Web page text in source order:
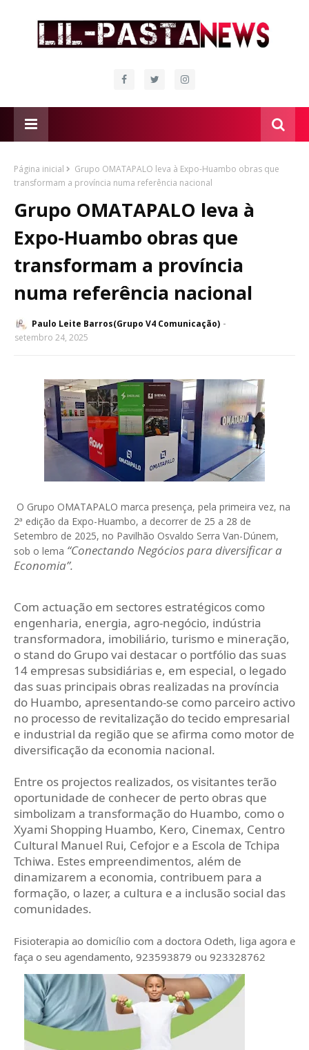
Página inicial
Grupo OMATAPALO leva à Expo-Huambo obras que
transformam a província numa referência nacional
Grupo OMATAPALO leva à
Expo-Huambo obras que
transformam a província
numa referência nacional
Paulo Leite Barros(Grupo V4 Comunicação)
setembro 24, 2025
O Grupo OMATAPALO marca presença, pela primeira vez, na
2ª edição da Expo-Huambo, a decorrer de 25 a 28 de
Setembro de 2025, no Pavilhão Osvaldo Serra Van-Dúnem,
sob o lema “Conectando Negócios para diversificar a
Economia”.
Com actuação em sectores estratégicos como
engenharia, energia, agro-negócio, indústria
transformadora, imobiliário, turismo e mineração,
o stand do Grupo vai destacar o portfólio das suas
14 empresas subsidiárias e, em especial, o legado
das suas principais obras realizadas na província
do Huambo, apresentando-se como parceiro activo
no processo de revitalização do tecido empresarial
e industrial da região que se afirma como motor de
diversificação da economia nacional.
Entre os projectos realizados, os visitantes terão
oportunidade de conhecer de perto obras que
simbolizam a transformação do Huambo, como o
Xyami Shopping Huambo, Kero, Cinemax, Centro
Cultural Manuel Rui, Cefojor e a Escola de Tchipa
Tchiwa. Estes empreendimentos, além de
dinamizarem a economia, contribuem para a
formação, o lazer, a cultura e a inclusão social das
comunidades.
Fisioterapia ao domicílio com a doctora Odeth, liga agora e
faça o seu agendamento, 923593879 ou 923328762